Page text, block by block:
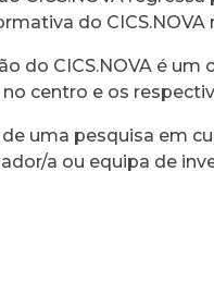
do CICS.NOVA
do CICS.NOVA é
centro e os
uma pesquisa em
a ou equipa de